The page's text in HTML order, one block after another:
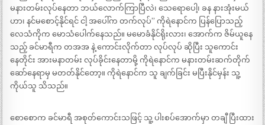
မနားတမ်းလုပ်နေတာ ဘယ်လောက်ကြာပြီလဲ၊ သေရောပေါ့၊ ခန နားအုံးမယ်
ဟာ၊ နင်မစောင့်နိုင်ရင် ငါ့ အပေါ်က တက်လုပ်” ကိုရဲနောင်က ပြန်ပြောသည့်
လေသံကိုက မောသံပေါက်နေသည်။ မမောခံနိုင်ရိုးလား၊ အောက်က ဇိမ်ယူနေ
သည့် ခင်မာရီက တအအ နဲ့ ကောင်းလိုက်တာ လုပ်လုပ် ဆိုပြီး သူကောင်း
နေတိုင်း အားမနာတမ်း လုပ်ခိုင်းနေတာမို့ ကိုရဲနောင်က မနားတမ်းဆက်တိုက်
ဆော်နေရာမှ မတတ်နိုင်တော့။ ကိုရဲနောင်က သူ ချက်ခြင်း မပြီးနိုင်မှန်း သူ့
ကိုယ်သူ သိသည်။
စောစောက ခင်မာရီ အစုတ်ကောင်းသဖြင့် သူ့ ပါးစပ်အောက်မှာ တချီ ပြီးထား